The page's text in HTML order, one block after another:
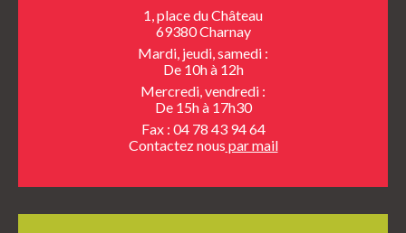
1, place du Château
69380 Charnay
Mardi, jeudi, samedi :
De 10h à 12h
Mercredi, vendredi :
De 15h à 17h30
Fax : 04 78 43 94 64
Contactez nous par mail